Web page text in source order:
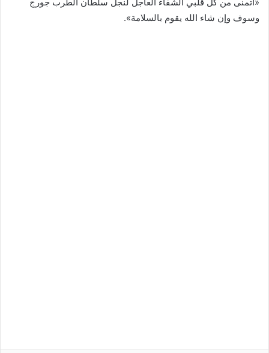
وسوف وإن شاء الله يقوم بالسلامة».